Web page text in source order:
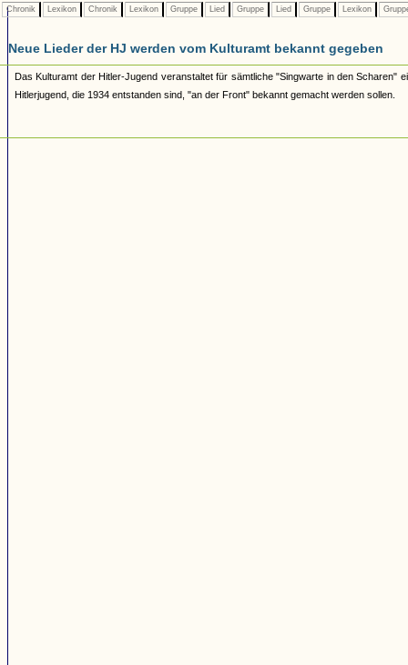
Chronik Lexikon Chronik Lexikon Gruppe Lied Gruppe Lied Gruppe Lexikon
Neue Lieder der HJ werden vom Kulturamt bekannt gegeben
Das Kulturamt der Hitler-Jugend veranstaltet für sämtliche "Singwarte in den Scharen"
Hitlerjugend, die 1934 entstanden sind, "an der Front" bekannt gemacht werden sollen.